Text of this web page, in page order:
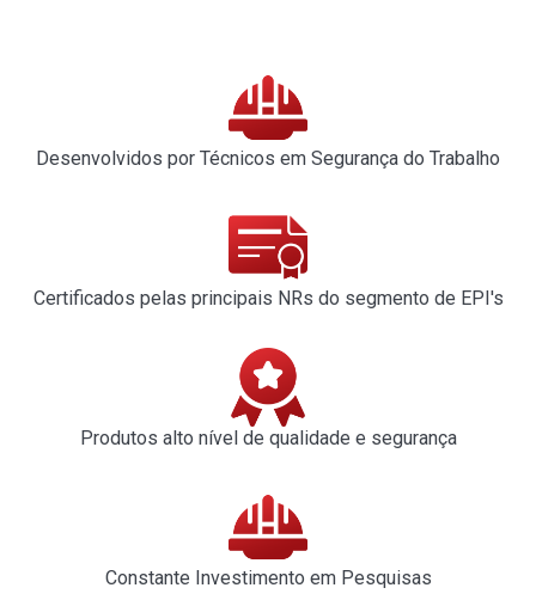
Desenvolvidos por Técnicos em Segurança do Trabalho
Certificados pelas principais NRs do segmento de EPI's
Produtos alto nível de qualidade e segurança
Constante Investimento em Pesquisas